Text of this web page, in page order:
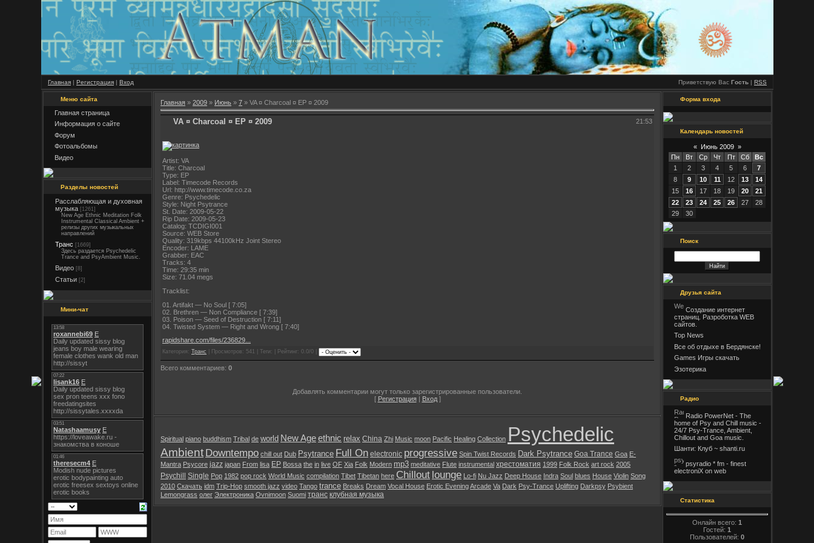
Главная | Регистрация | Вход Приветствую Вас Гость | RSS
Меню сайта
Главная страница
Информация о сайте
Форум
Фотоальбомы
Видео
Разделы новостей
Расслабляющая и духовная
музыка [1261]
New Age Ethnic Meditation Folk
Instrumental Classical Ambient +
релизы других музыкальных
направлений
Транс [1669]
Здесь раздается Psychedelic
Trance and PsyAmbient Music.
Видео [8]
Статьи [2]
Мини-чат
Главная » 2009 » Июнь » 7 » VA ¤ Charcoal ¤ EP ¤ 2009
VA ¤ Charcoal ¤ EP ¤ 2009 21:53
Artist: VA
Title: Charcoal
Type: EP
Label: Timecode Records
Url: http://www.timecode.co.za
Genre: Psychedelic
Style: Night Psytrance
St. Date: 2009-05-22
Rip Date: 2009-05-23
Catalog: TCDIGI001
Source: WEB Store
Quality: 319kbps 44100kHz Joint Stereo
Encoder: LAME
Grabber: EAC
Tracks: 4
Time: 29:35 min
Size: 71.04 megs
Tracklist:
01. Artifakt — No Soul [ 7:05]
02. Brethren — Non Compliance [ 7:39]
03. Poison — Seed of Destruction [ 7:11]
04. Twisted System — Right and Wrong [ 7:40]
rapidshare.com/files/236829...
Категория: Транс | Просмотров: 541 | Теги: | Рейтинг: 0.0/0 |
Всего комментариев: 0
Добавлять комментарии могут только зарегистрированные пользователи.
[ Регистрация| Вход]
Spiritual piano buddhism Tribal de world New Ageethnic relax China Zhi Music moon Pacific Healing Collection Psychedelic
Ambient Downtempo chill out Dub Psytrance Full On electronic progressive Spin Twist Records Dark Psytrance Goa Trance Goa E-
Mantra Psycore jazz japan From lisa EP Bossa the in live OF Xia Folk Modern mp3 meditative Flute instrumental хрестоматия 1999 Folk Rock art rock 2005
Psychill Single Pop 1982 pop rock World Music compilation Tibet Tibetan here Chillout lounge Lo-fi Nu Jazz Deep House Indra Soul blues House Violin Song
2010 Скачать idm Trip-Hop smooth jazz video Tango trance Breaks Dream Vocal House Erotic EveningArcade Va Dark Psy-Trance Uplifting Darkpsy Psybient
Lemongrass олег Электроника Ovnimoon Suomi транс клубная музыка
Форма входа
Календарь новостей
« Июнь 2009 »
Пн
Вт Ср Чт Пт Сб
Вс
1
2 3 4 5 6
7
8
9 10 11 12 13
14
15
16 17 18 19 20
21
22
23 24 25 26 27
28
29
30
Поиск
Друзья сайта
Создание интернет
страниц. Разроботка WEB
сайтов.
Top News
Все об отдыхе в Бердянске!
Games Игры скачать
Эзотерика
Радио
Radio PowerNet - The
home of Psy and Chill music -
24/7 Psy-Trance, Ambient,
Chillout and Goa music.
Шанти: Клуб ~ shanti.ru
psyradio * fm - finest
electroniX on web
Статистика
Онлайн всего: 1
Гостей: 1
Пользователей: 0